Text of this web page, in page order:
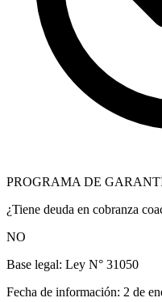
PROGRAMA DE
¿Tiene deuda en cobranza
NO
Base legal: Ley N° 31050
Fecha de información: 2 de